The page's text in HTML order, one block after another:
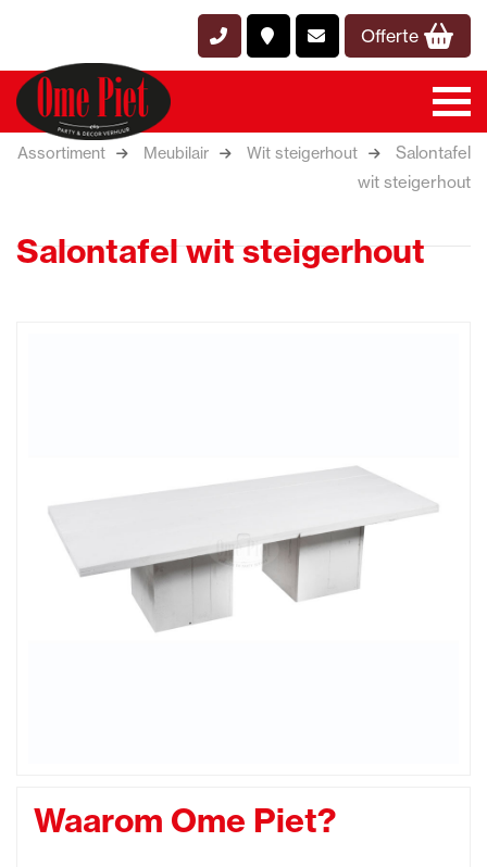
Offerte
Assortiment Meubilair Wit steigerhout
Salontafel
wit steigerhout
Salontafel wit steigerhout
Waarom Ome Piet?